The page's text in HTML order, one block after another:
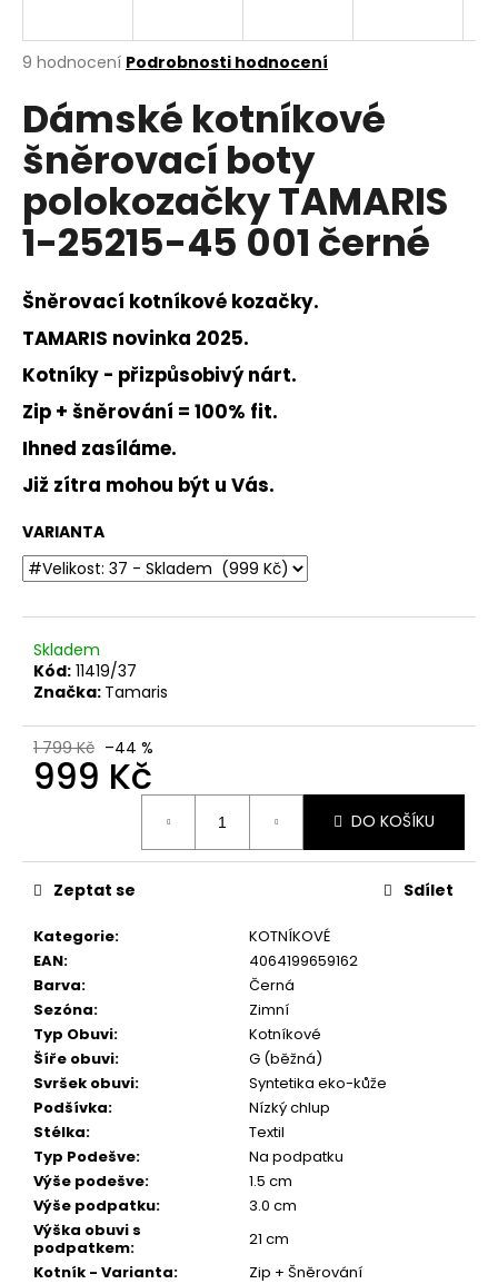
Průměrné
produktu
je
3,3
z
5
hvězdiček.
9 hodnocení Podrobnosti hodnocení
Dámské kotníkové
šněrovací boty
polokozačky TAMARIS
1-25215-45 001 černé
Šněrovací kotníkové kozačky.
TAMARIS novinka 2025.
Kotníky - přizpůsobivý nárt.
Zip + šněrování = 100% fit.
Ihned zasíláme.
Již zítra mohou být u Vás.
VARIANTA
Skladem
Kód: 11419/37
Značka: Tamaris
1 799 Kč –44 %
999 Kč
DO KOŠÍKU
Kategorie:
KOTNÍKOVÉ
EAN:
4064199659162
Barva:
Černá
Sezóna:
Zimní
Typ Obuvi:
Kotníkové
Šíře obuvi:
G (běžná)
Svršek obuvi:
Syntetika eko-kůže
Podšívka:
Nízký chlup
Stélka:
Textil
Typ Podešve:
Na podpatku
Výše podešve:
1.5 cm
Výše podpatku:
3.0 cm
Výška obuvi s
podpatkem:
21 cm
Kotník - Varianta: Zip + Šněrování
Zeptat se Sdílet
j
t
?
HLEDAT
D
o
p
o
r
u
č
u
j
e
e
DÁMSKÉ
SANDÁLY
NA
SUCHÝ
ZIP
COMFORTABEL
MODRÉ
899
Původně:
999
Kč